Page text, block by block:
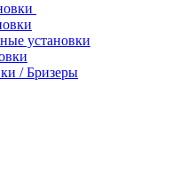
установки
/ Бризеры